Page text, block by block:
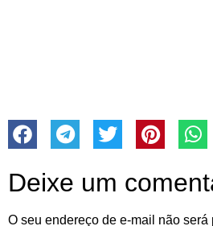
Deixe um
O seu endereço de e-mail não será